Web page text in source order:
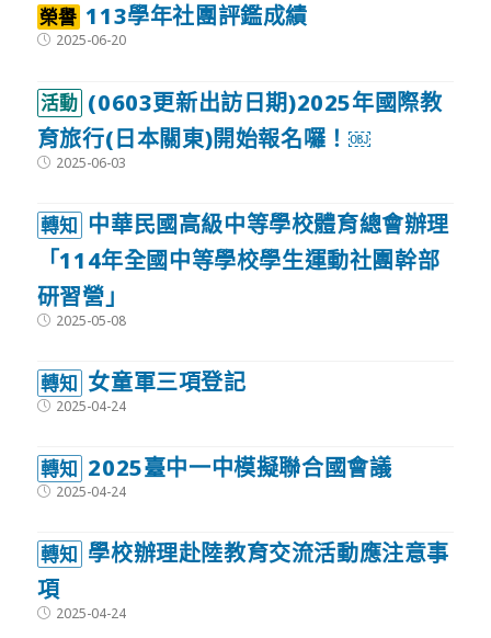
榮譽 113學年社團評鑑成績
Post2025-06-20
活動 (0603更新出訪日期)2025年國際教
育旅行(日本關東)開始報名囉！￼
Post2025-06-03
轉知 中華民國高級中等學校體育總會辦理
「114年全國中等學校學生運動社團幹部
研習營」
Post2025-05-08
轉知 女童軍三項登記
Post2025-04-24
轉知 2025臺中一中模擬聯合國會議
Post2025-04-24
轉知 學校辦理赴陸教育交流活動應注意事
項
Post2025-04-24